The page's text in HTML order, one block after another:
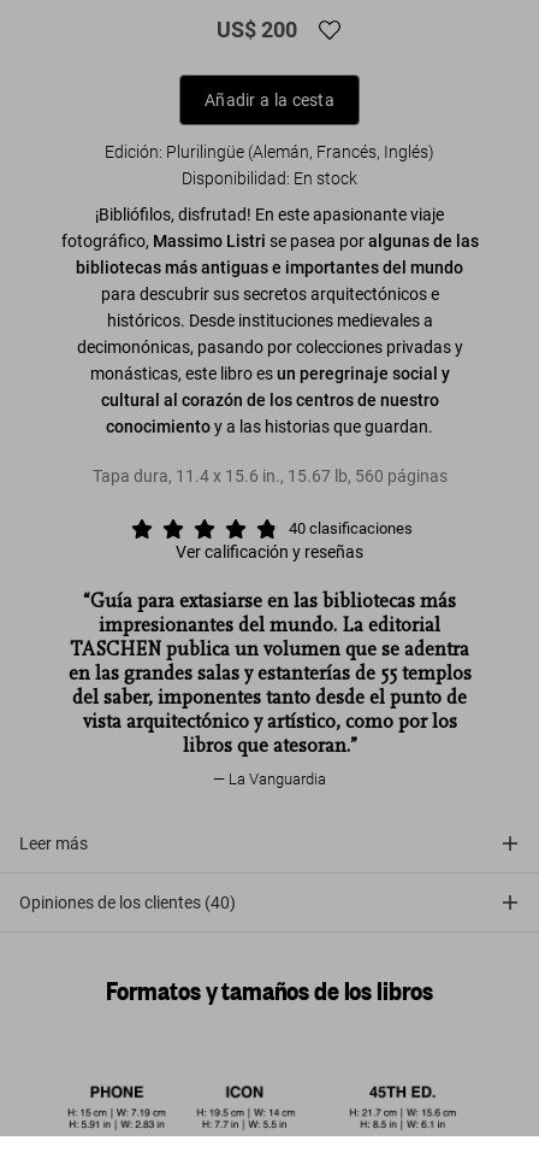
US$ 200
Añadir a la cesta
Edición: Plurilingüe (Alemán, Francés, Inglés)
Disponibilidad: En stock
¡Bibliófilos, disfrutad! En este apasionante viaje
fotográfico, Massimo Listri se pasea poralgunas de las
bibliotecas más antiguas e importantes del mundo
para descubrir sus secretos arquitectónicos e
históricos. Desde instituciones medievales a
decimonónicas, pasando por colecciones privadas y
monásticas, este libro esun peregrinaje social y
cultural al corazón de los centros de nuestro
conocimientoy a las historias que guardan.
Tapa dura, 11.4x 15.6 in., 15.67 lb, 560 páginas
40 clasificaciones
Ver calificación y reseñas
“Guía para extasiarse en las bibliotecas más
impresionantes del mundo. La editorial
TASCHEN publica un volumen que se adentra
en las grandes salas y estanterías de 55 templos
del saber, imponentes tanto desde el punto de
vista arquitectónico y artístico, como por los
libros que atesoran.”
La Vanguardia
Leer más
Opiniones de los clientes (40)
Formatos y tamaños de los libros